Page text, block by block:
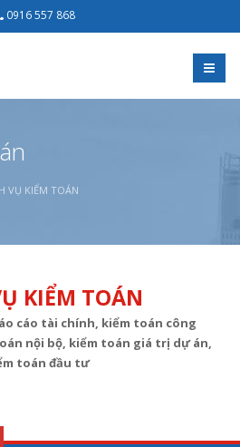
0916 557 868
VỤ KIỂM TOÁN
KIỂM TOÁN
cáo tài chính, kiểm toán công
nội bộ, kiểm toán giá trị dự án,
toán đầu tư